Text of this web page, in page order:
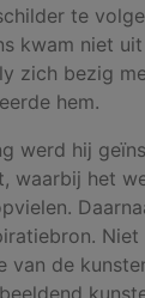
te
kwam niet
zich bezig
hem.
werd hij
waarbij het
van de